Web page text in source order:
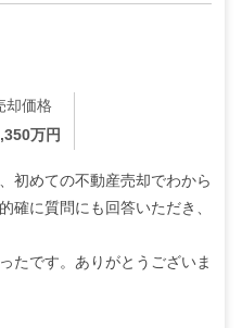
却価格
万円
初めての不動産売却でわから
確に質問にも回答いただき、
たです。ありがとうございま